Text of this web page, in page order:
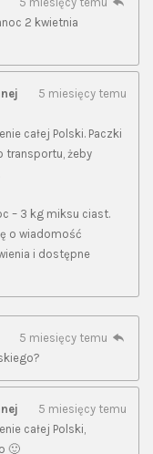
2 kwietnia
5 miesięcy temu
całej Polski. Paczki
transportu, żeby
– 3 kg miksu ciast.
o wiadomość
i dostępne
5 miesięcy temu
5 miesięcy temu
całej Polski,
🙂